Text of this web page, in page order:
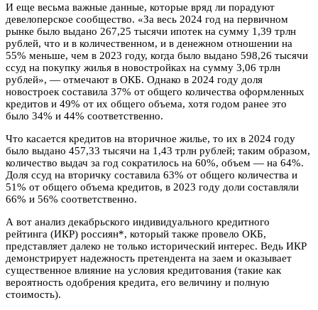
И еще весьма важные данные, которые вряд ли порадуют
девелоперское сообщество. «За весь 2024 год на первичном
рынке было выдано 267,25 тысячи ипотек на сумму 1,39 трлн
рублей, что и в количественном, и в денежном отношении на
55% меньше, чем в 2023 году, когда было выдано 598,26 тысячи
ссуд на покупку жилья в новостройках на сумму 3,06 трлн
рублей», — отмечают в ОКБ. Однако в 2024 году доля
новостроек составила 37% от общего количества оформленных
кредитов и 49% от их общего объема, хотя годом ранее это
было 34% и 44% соответственно.
Что касается кредитов на вторичное жилье, то их в 2024 году
было выдано 457,33 тысячи на 1,43 трлн рублей; таким образом,
количество выдач за год сократилось на 60%, объем — на 64%.
Доля ссуд на вторичку составила 63% от общего количества и
51% от общего объема кредитов, в 2023 году доли составляли
66% и 56% соответственно.
А вот анализ декабрьского индивидуального кредитного
рейтинга (ИКР) россиян*, который также провело ОКБ,
представляет далеко не только исторический интерес. Ведь ИКР
демонстрирует надежность претендента на заем и оказывает
существенное влияние на условия кредитования (такие как
вероятность одобрения кредита, его величину и полную
стоимость).